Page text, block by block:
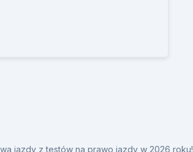
jazdy z testów na prawo jazdy w 2026 roku!